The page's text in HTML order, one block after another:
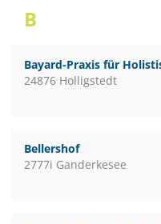
B
Bayard-Praxis für
24876 Holligstedt
Bellershof
2777i Ganderkesee